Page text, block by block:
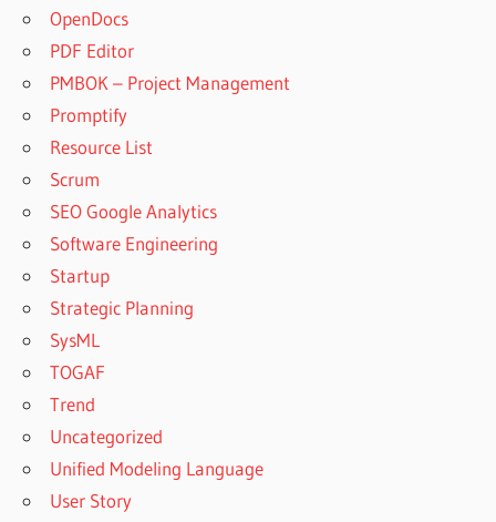
OpenDocs
PDF Editor
PMBOK – Project Management
Promptify
Resource List
Scrum
SEO Google Analytics
Software Engineering
Startup
Strategic Planning
SysML
TOGAF
Trend
Uncategorized
Unified Modeling Language
User Story